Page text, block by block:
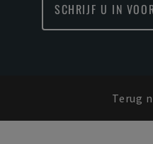
SCHRIJF U IN
Terug